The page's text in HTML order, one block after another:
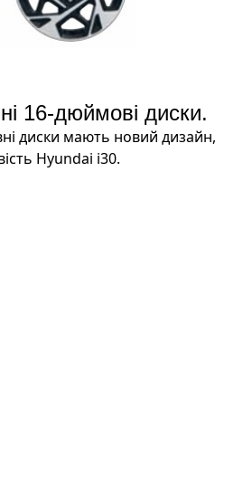
16-дюймові диски.
диски мають новий дизайн,
Hyundai i30.